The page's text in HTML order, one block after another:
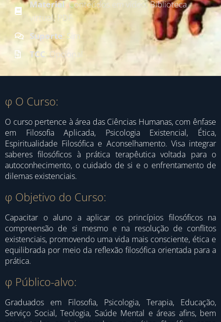
Material: Conteúdos em vídeo, Biblioteca
virtual, PDF
Suporte: Sim
TCC: Opcional
φ O Curso:
O curso pertence à área das Ciências Humanas, com ênfase
em Filosofia Aplicada, Psicologia Existencial, Ética,
Espiritualidade Filosófica e Aconselhamento. Visa integrar
saberes filosóficos à prática terapêutica voltada para o
autoconhecimento, o cuidado de si e o enfrentamento de
dilemas existenciais.
φ Objetivo do Curso:
Capacitar o aluno a aplicar os princípios filosóficos na
compreensão de si mesmo e na resolução de conflitos
existenciais, promovendo uma vida mais consciente, ética e
equilibrada por meio da reflexão filosófica orientada para a
prática.
φ Público-alvo:
Graduados em Filosofia, Psicologia, Terapia, Educação,
Serviço Social, Teologia, Saúde Mental e áreas afins, bem